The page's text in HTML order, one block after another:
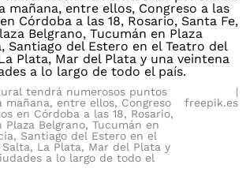
tendrá numerosos puntos
entre ellos, Congreso
en Córdoba a las 18, Rosario,
Plaza Belgrano, Tucumán en
Santiago del Estero en el
La Plata, Mar del Plata y
a lo largo de todo el
freepik.es